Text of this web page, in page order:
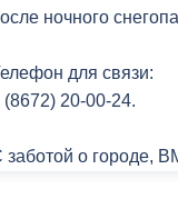
акции в
11 «Б»
ночного
для связи:
(8672) 20-00-24.
заботой о городе,